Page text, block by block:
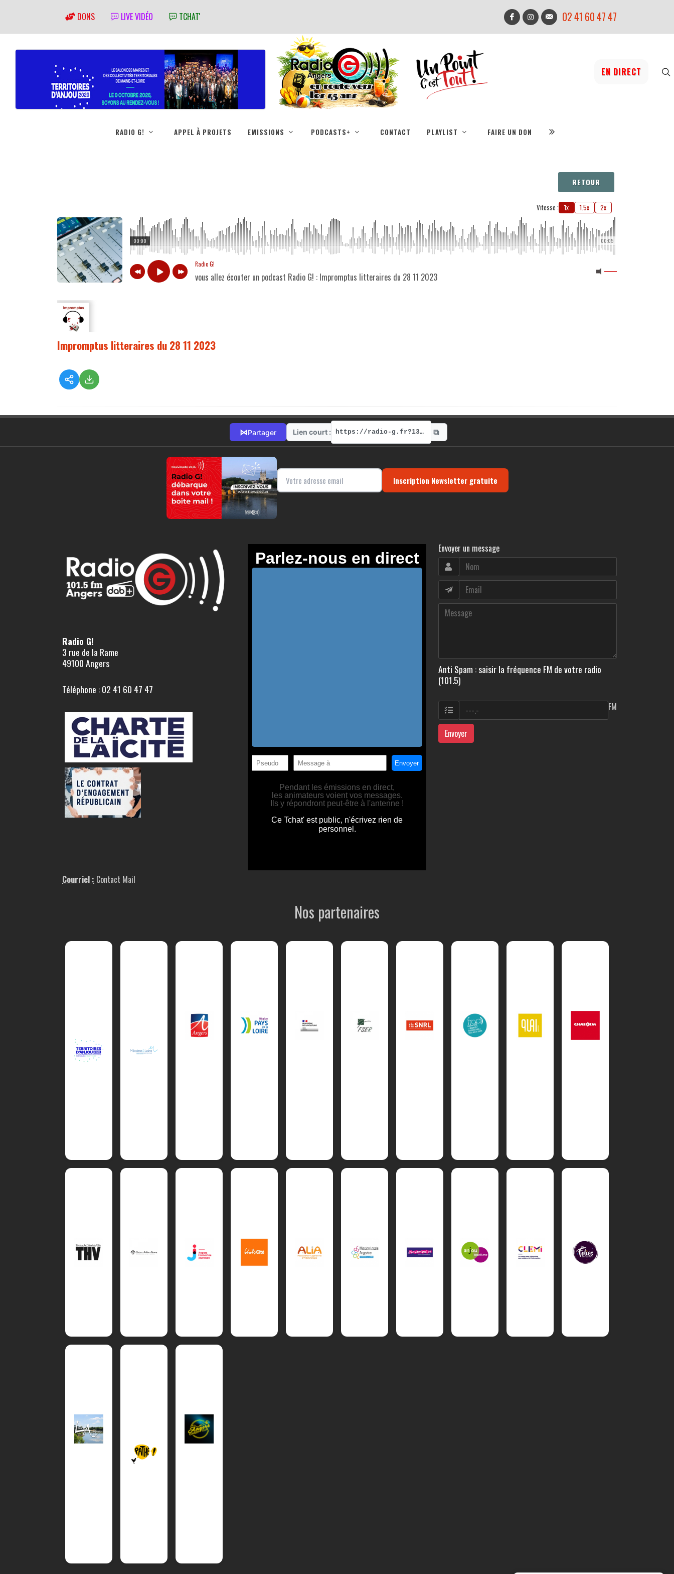
DONS LIVE VIDÉO TCHAT' 02 41 60 47 47
EN DIRECT
RADIO G! APPEL À PROJETS EMISSIONS PODCASTS+ CONTACT PLAYLIST FAIRE UN DON
RETOUR
Vitesse : 1x 1.5x 2x
00:05
00:00
Radio G!
vous allez écouter un podcast Radio G! : Impromptus litteraires du 28 11 2023
Impromptus litteraires du 28 11 2023
⋈Partager Lien court : https://radio-g.fr?13296 ⧉
Inscription Newsletter gratuite
Radio G!
3 rue de la Rame
49100 Angers
Téléphone : 02 41 60 47 47
Courriel : Contact Mail
Envoyer un message
Anti Spam : saisir la fréquence FM de votre radio
(101.5)
FM
Envoyer
Nos partenaires